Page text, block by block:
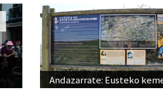
Andazarrate: Eusteko